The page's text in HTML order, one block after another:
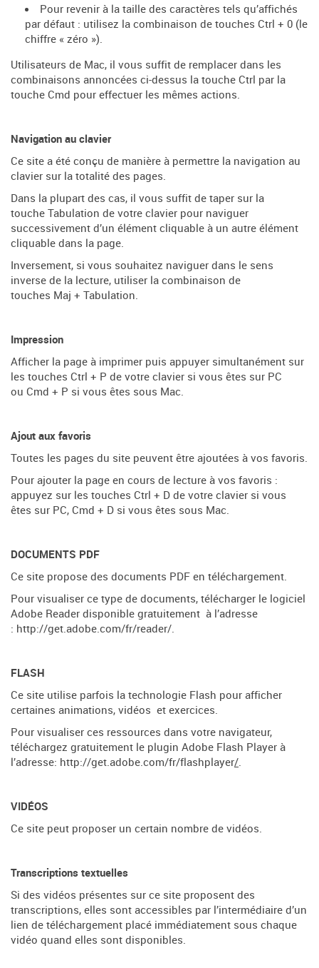
Pour revenir à la taille des caractères tels qu’affichés
par défaut : utilisez la combinaison de touches Ctrl + 0 (le
chiffre « zéro »).
Utilisateurs de Mac, il vous suffit de remplacer dans les
combinaisons annoncées ci-dessus la touche Ctrl par la
touche Cmd pour effectuer les mêmes actions.
Navigation au clavier
Ce site a été conçu de manière à permettre la navigation au
clavier sur la totalité des pages.
Dans la plupart des cas, il vous suffit de taper sur la
touche Tabulation de votre clavier pour naviguer
successivement d’un élément cliquable à un autre élément
cliquable dans la page.
Inversement, si vous souhaitez naviguer dans le sens
inverse de la lecture, utiliser la combinaison de
touches Maj + Tabulation.
Impression
Afficher la page à imprimer puis appuyer simultanément sur
les touches Ctrl + P de votre clavier si vous êtes sur PC
ou Cmd + P si vous êtes sous Mac.
Ajout aux favoris
Toutes les pages du site peuvent être ajoutées à vos favoris.
Pour ajouter la page en cours de lecture à vos favoris :
appuyez sur les touches Ctrl + D de votre clavier si vous
êtes sur PC, Cmd + D si vous êtes sous Mac.
DOCUMENTS PDF
Ce site propose des documents PDF en téléchargement.
Pour visualiser ce type de documents, télécharger le logiciel
Adobe Reader disponible gratuitement à l’adresse
: http://get.adobe.com/fr/reader/.
FLASH
Ce site utilise parfois la technologie Flash pour afficher
certaines animations, vidéos et exercices.
Pour visualiser ces ressources dans votre navigateur,
téléchargez gratuitement le plugin Adobe Flash Player à
l’adresse: http://get.adobe.com/fr/flashplayer/.
VIDÉOS
Ce site peut proposer un certain nombre de vidéos.
Transcriptions textuelles
Si des vidéos présentes sur ce site proposent des
transcriptions, elles sont accessibles par l’intermédiaire d’un
lien de téléchargement placé immédiatement sous chaque
vidéo quand elles sont disponibles.